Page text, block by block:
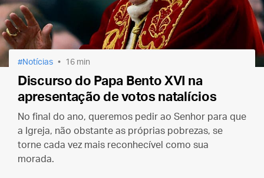
Notícias 16 min
Discurso do Papa Bento XVI na
apresentação de votos natalícios
No final do ano, queremos pedir ao Senhor para que
a Igreja, não obstante as próprias pobrezas, se
torne cada vez mais reconhecível como sua
morada.